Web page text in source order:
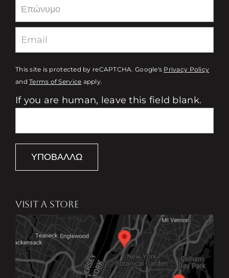
This site is protected by reCAPTCHA. Google's Privacy Policy
andTerms of Service apply.
If you are human, leave this field blank.
ΥΠΟΒΆΛΛΩ
VISIT A STORE